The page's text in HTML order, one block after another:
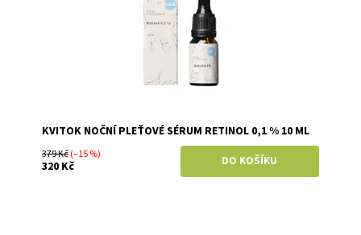
KVITOK NOČNÍ PLEŤOVÉ SÉRUM RETINOL 0,1 % 10 ML
379 Kč(–15 %)
320 Kč